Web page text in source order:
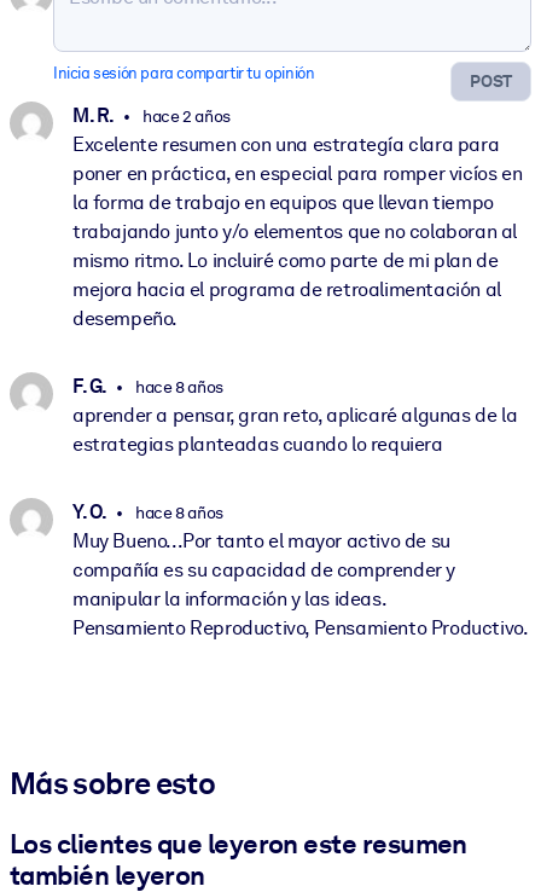
POST
Inicia sesión para compartir tu opinión
M. R. hace 2 años
Excelente resumen con una estrategía clara para
poner en práctica, en especial para romper vicíos en
la forma de trabajo en equipos que llevan tiempo
trabajando junto y/o elementos que no colaboran al
mismo ritmo. Lo incluiré como parte de mi plan de
mejora hacia el programa de retroalimentación al
desempeño.
F. G. hace 8 años
aprender a pensar, gran reto, aplicaré algunas de la
estrategias planteadas cuando lo requiera
Y. O. hace 8 años
Muy Bueno...Por tanto el mayor activo de su
compañía es su capacidad de comprender y
manipular la información y las ideas.
Pensamiento Reproductivo, Pensamiento Productivo.
Más sobre esto
Los clientes que leyeron este resumen
también leyeron